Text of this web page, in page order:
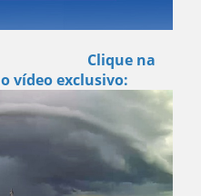
Clique na
vídeo exclusivo: